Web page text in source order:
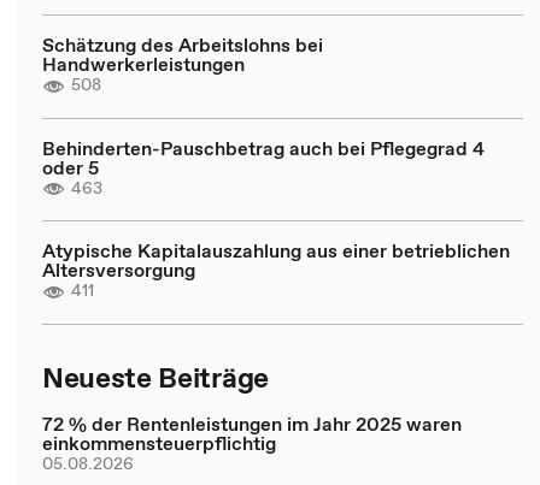
Schätzung des Arbeitslohns bei
Handwerkerleistungen
508
Behinderten-Pauschbetrag auch bei Pflegegrad 4
oder 5
463
Atypische Kapitalauszahlung aus einer betrieblichen
Altersversorgung
411
Neueste Beiträge
72 % der Rentenleistungen im Jahr 2025 waren
einkommensteuerpflichtig
05.08.2026